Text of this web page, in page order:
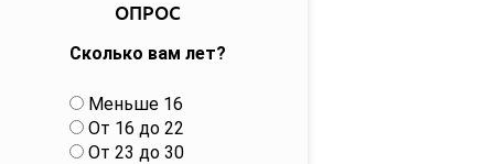
ОПРОС
Сколько вам лет?
В
а
р
Меньше 16
От 16 до 22
От 23 до 30